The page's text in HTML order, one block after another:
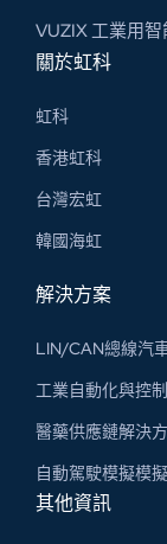
VUZIX 工業用
關於虹科
虹科
香港虹科
台灣宏虹
韓國海虹
解決方案
LIN/CAN總線汽
工業自動化與控
醫藥供應鏈解決
自動駕駛模擬模
其他資訊